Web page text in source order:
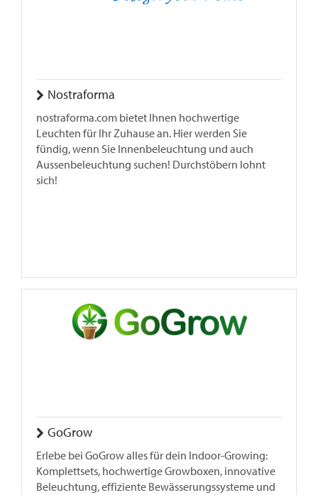
Nostraforma
nostraforma.com bietet Ihnen hochwertige
Leuchten für Ihr Zuhause an. Hier werden Sie
fündig, wenn Sie Innenbeleuchtung und auch
Aussenbeleuchtung suchen! Durchstöbern lohnt
sich!
GoGrow
Erlebe bei GoGrow alles für dein Indoor-Growing:
Komplettsets, hochwertige Growboxen, innovative
Beleuchtung, effiziente Bewässerungssysteme und